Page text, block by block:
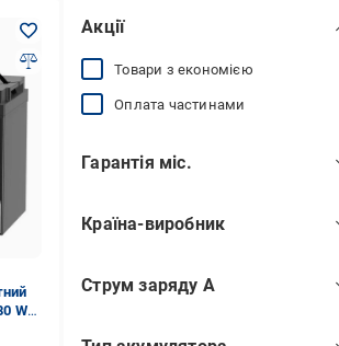
Wh
Акції
Товари з економією
Оплата частинами
Гарантія міс.
Країна-виробник
Струм заряду А